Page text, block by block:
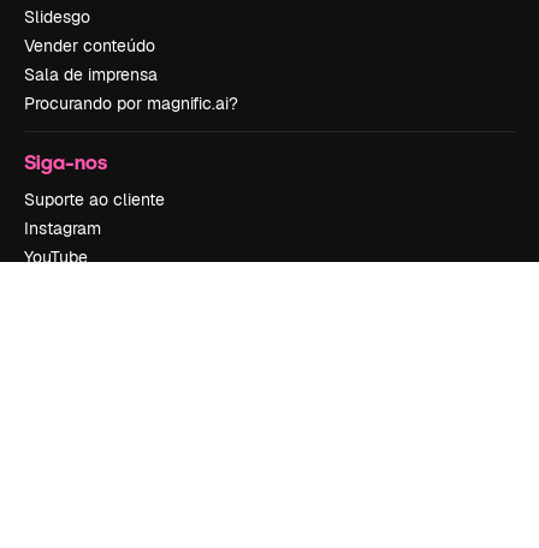
Slidesgo
Vender conteúdo
Sala de imprensa
Procurando por magnific.ai?
Siga-nos
Suporte ao cliente
Instagram
YouTube